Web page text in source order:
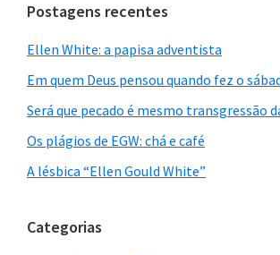
Postagens recentes
Ellen White: a papisa adventista
Em quem Deus pensou quando fez o
Será que pecado é mesmo transgressão
Os plágios de EGW: chá e café
A lésbica “Ellen Gould White”
Categorias